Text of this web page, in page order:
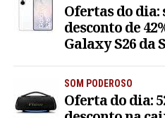
Ofertas do dia:
desconto de
Galaxy S26 da
SOM PODEROSO
Oferta do dia: